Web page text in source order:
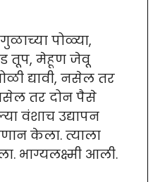
पोळ्या,
तूप, मेहूण जेवू
द्यावी, नसेल तर
तर दोन पैसे
वंशाच उद्यापन
केला. त्याला
भाग्यलक्ष्मी आली.